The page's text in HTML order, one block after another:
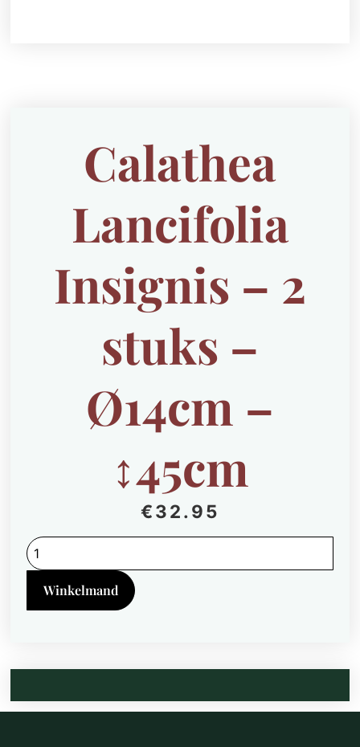
Calathea
Lancifolia
Insignis – 2
stuks –
Ø14cm –
↕45cm
€32.95
Calathea
Lancifolia
Insignis
stuks
quantity
Winkelmand